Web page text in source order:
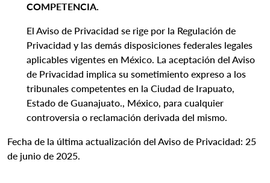
COMPETENCIA.
El Aviso de Privacidad se rige por la Regulación de
Privacidad y las demás disposiciones federales legales
aplicables vigentes en México. La aceptación del Aviso
de Privacidad implica su sometimiento expreso a los
tribunales competentes en la Ciudad de Irapuato,
Estado de Guanajuato., México, para cualquier
controversia o reclamación derivada del mismo.
Fecha de la última actualización del Aviso de Privacidad: 25
de junio de 2025.